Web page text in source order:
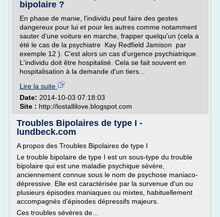
bipolaire ?
En phase de manie, l'individu peut faire des gestes
dangereux pour lui et pour les autres comme notamment
sauter d'une voiture en marche, frapper quelqu'un (cela a
été le cas de la psychiatre Kay Redfield Jamison par
exemple 12 ). C'est alors un cas d'urgence psychiatrique.
L'individu doit être hospitalisé. Cela se fait souvent en
hospitalisation à la demande d'un tiers...
Lire la suite
Date: 2014-10-03 07:18:03
Site : http://lostallilove.blogspot.com
Troubles Bipolaires de type I -
lundbeck.com
A propos des Troubles Bipolaires de type I
Le trouble bipolaire de type I est un sous-type du trouble
bipolaire qui est une maladie psychique sévère,
anciennement connue sous le nom de psychose maniaco-
dépressive. Elle est caractérisée par la survenue d'un ou
plusieurs épisodes maniaques ou mixtes, habituellement
accompagnés d'épisodes dépressifs majeurs.
Ces troubles sévères de...